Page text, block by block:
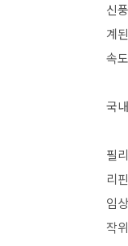
신
계
속
국
필
리
임
작